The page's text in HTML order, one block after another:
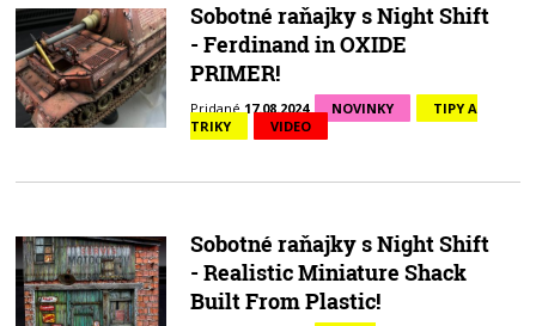
Sobotné raňajky s Night Shift
- Ferdinand in OXIDE
PRIMER!
Pridané17.08.2024 NOVINKY
TIPY A
TRIKY
VIDEO
Sobotné raňajky s Night Shift
- Realistic Miniature Shack
Built From Plastic!